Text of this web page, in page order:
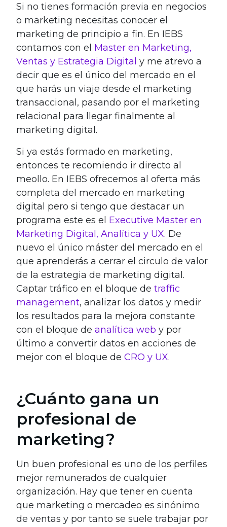
Si no tienes formación previa en negocios
o marketing necesitas conocer el
marketing de principio a fin. En IEBS
contamos con el Master en Marketing,
Ventas y Estrategia Digital y me atrevo a
decir que es el único del mercado en el
que harás un viaje desde el marketing
transaccional, pasando por el marketing
relacional para llegar finalmente al
marketing digital.
Si ya estás formado en marketing,
entonces te recomiendo ir directo al
meollo. En IEBS ofrecemos al oferta más
completa del mercado en marketing
digital pero si tengo que destacar un
programa este es el Executive Master en
Marketing Digital, Analítica y UX. De
nuevo el único máster del mercado en el
que aprenderás a cerrar el circulo de valor
de la estrategia de marketing digital.
Captar tráfico en el bloque de traffic
management, analizar los datos y medir
los resultados para la mejora constante
con el bloque de analítica web y por
último a convertir datos en acciones de
mejor con el bloque de CRO y UX.
¿Cuánto gana un
profesional de
marketing?
Un buen profesional es uno de los perfiles
mejor remunerados de cualquier
organización. Hay que tener en cuenta
que marketing o mercadeo es sinónimo
de ventas y por tanto se suele trabajar por